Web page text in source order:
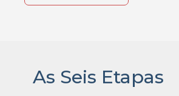
As Seis Etapas